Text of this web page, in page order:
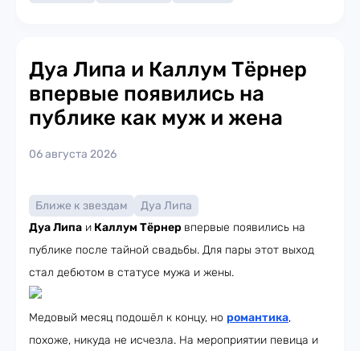
Дуа Липа и Каллум Тёрнер
впервые появились на
публике как муж и жена
06 августа 2026
Ближе к звездам
Дуа Липа
Дуа Липа и Каллум Тёрнер впервые появились на
публике после тайной свадьбы. Для пары этот выход
стал дебютом в статусе мужа и жены.
Медовый месяц подошёл к концу, но романтика,
похоже, никуда не исчезла. На мероприятии певица и